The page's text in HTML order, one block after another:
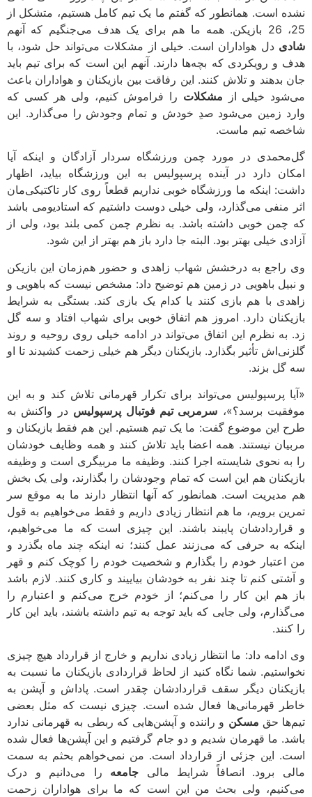
نشده است. همانطور که گفتم ما یک تیم کامل هستیم، متشکل از
25، 26 بازیکن. همه ما هم برای یک هدف می‌جنگیم که آنهم
شادی دل هواداران است. خیلی از مشکلات می‌تواند حل شود، با
هدف و رویکردی که بچه‌ها دارند. آنهم این است که برای تیم باید
جان بدهند و تلاش کنند. این رفاقت بین بازیکنان و هواداران باعث
می‌شود خیلی از مشکلات را فراموش کنیم، ولی هر کسی که
وارد زمین می‌شود صدِ خودش و تمام وجودش را می‌گذارد. این
شاخصه تیم ماست.
گل‌محمدی در مورد چمن ورزشگاه سردار آزادگان و اینکه آیا
امکان دارد در آینده پرسپولیس به این ورزشگاه بیاید، اظهار
داشت: اینکه ما ورزشگاه خوبی نداریم قطعاً روی کار تاکتیکی‌مان
اثر منفی می‌گذارد، ولی خیلی دوست داشتیم که استادیومی باشد
که چمن خوبی داشته باشد. به نظرم چمن کمی بلند بود، ولی از
آزادی خیلی بهتر بود. البته جا دارد باز هم بهتر از این شود.
وی راجع به درخشش شهاب زاهدی و حضور هم‌زمان این بازیکن
و نبیل باهویی در زمین هم توضیح داد: مشخص نیست که باهویی و
زاهدی با هم بازی کنند یا کدام یک بازی کند. بستگی به شرایط
بازیکنان دارد. امروز هم اتفاق خوبی برای شهاب افتاد و سه گل
زد. به نظرم این اتفاق می‌تواند در ادامه خیلی روی روحیه و روند
گلزنی‌اش تأثیر بگذارد. بازیکنان دیگر هم خیلی زحمت کشیدند تا او
سه گل بزند.
«آیا پرسپولیس می‌تواند برای تکرار قهرمانی تلاش کند و به این
موفقیت برسد؟»، سرمربی تیم فوتبال پرسپولیس در واکنش به
طرح این موضوع گفت: ما یک تیم هستیم. این هم فقط بازیکنان و
مربیان نیستند. همه اعضا باید تلاش کنند و همه وظایف خودشان
را به نحوی شایسته اجرا کنند. وظیفه ما مربیگری است و وظیفه
بازیکنان هم این است که تمام وجودشان را بگذارند، ولی یک بخش
هم مدیریت است. همانطور که آنها انتظار دارند ما به موقع سر
تمرین برویم،‌ ما هم انتظار زیادی داریم و فقط می‌خواهیم به قول
و قراردادشان پایبند باشند. این چیزی است که ما می‌خواهیم،
اینکه به حرفی که می‌زنند عمل کنند؛ نه اینکه چند ماه بگذرد و
من اعتبار خودم را بگذارم و شخصیت خودم را کوچک کنم و قهر
و آشتی کنم تا چند نفر به خودشان بیاییند و کاری کنند. لازم باشد
باز هم این کار را می‌کنم؛ از خودم خرج می‌کنم و اعتبارم را
می‌گذارم، ولی جایی که باید توجه به تیم داشته باشند، باید این کار
را کنند.
وی ادامه داد: ما انتظار زیادی نداریم و خارج از قرارداد هیچ چیزی
نخواستیم. شما نگاه کنید از لحاظ قراردادی بازیکنان ما نسبت به
بازیکنان دیگر سقف قراردادشان چقدر است. پاداش و آپشن به
خاطر قهرمانی‌ها فعال شده است. چیزی نیست که مثل بعضی
تیم‌ها حق مسکن و راننده و آپشن‌هایی که ربطی به قهرمانی ندارد
باشد. ما قهرمان شدیم و دو جام گرفتیم و این آپشن‌ها فعال شده
است. این جزئی از قرارداد است. من نمی‌خواهم بحثم به سمت
مالی برود. انصافاً شرایط مالی جامعه را می‌دانیم و درک
می‌کنیم، ولی بحث من این است که ما برای هواداران زحمت